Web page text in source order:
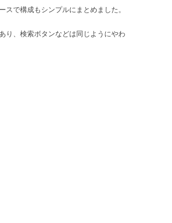
で構成もシンプルにまとめました。
り、検索ボタンなどは同じようにやわ